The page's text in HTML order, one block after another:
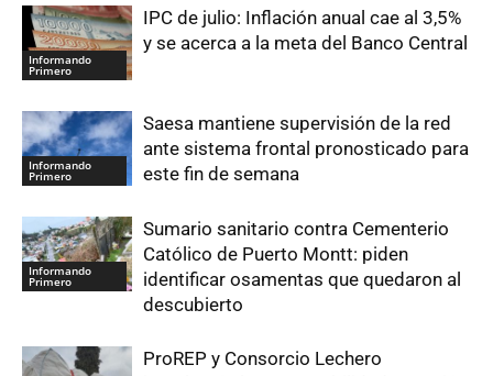
Informando
Primero
IPC de julio: Inflación anual cae al 3,5%
y se acerca a la meta del Banco Central
Informando
Primero
Saesa mantiene supervisión de la red
ante sistema frontal pronosticado para
este fin de semana
Informando
Primero
Sumario sanitario contra Cementerio
Católico de Puerto Montt: piden
identificar osamentas que quedaron al
descubierto
ProREP y Consorcio Lechero